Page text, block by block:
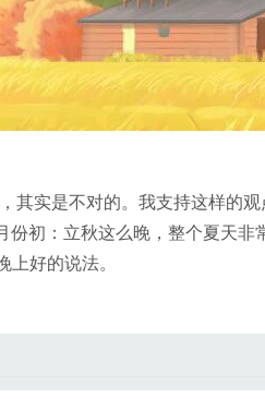
实是不对的。我支持这样的
初：立秋这么晚，整个夏天
好的说法。